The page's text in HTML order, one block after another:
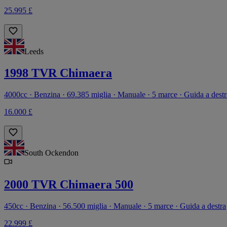
25.995 £
Leeds
1998 TVR Chimaera
4000cc · Benzina · 69.385 miglia · Manuale · 5 marce · Guida a
16.000 £
South Ockendon
2000 TVR Chimaera 500
450cc · Benzina · 56.500 miglia · Manuale · 5 marce · Guida a destra
22.999 £